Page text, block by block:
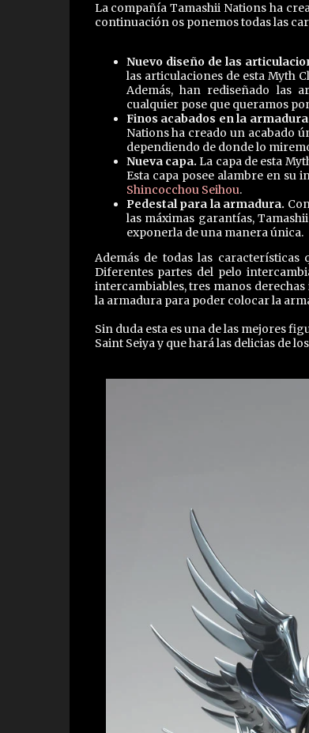
La compañía Tamashii Nations ha
continuación os ponemos todas las
Nuevo diseño de las
las articulaciones de esta Myth
Además, han rediseñado las
cualquier pose que queramos
Finos acabados en la
Nations ha creado un acabado
dependiendo de donde lo
Nueva capa. La capa de esta
Esta capa posee alambre en su
Shincocchou Seihou.
Pedestal para la armadura.
las máximas garantías,
exponerla de una manera única.
Además de todas las
Diferentes partes del pelo
intercambiables, tres manos
la armadura para poder colocar la
Sin duda esta es una de las mejores
Saint Seiya y que hará las delicias de